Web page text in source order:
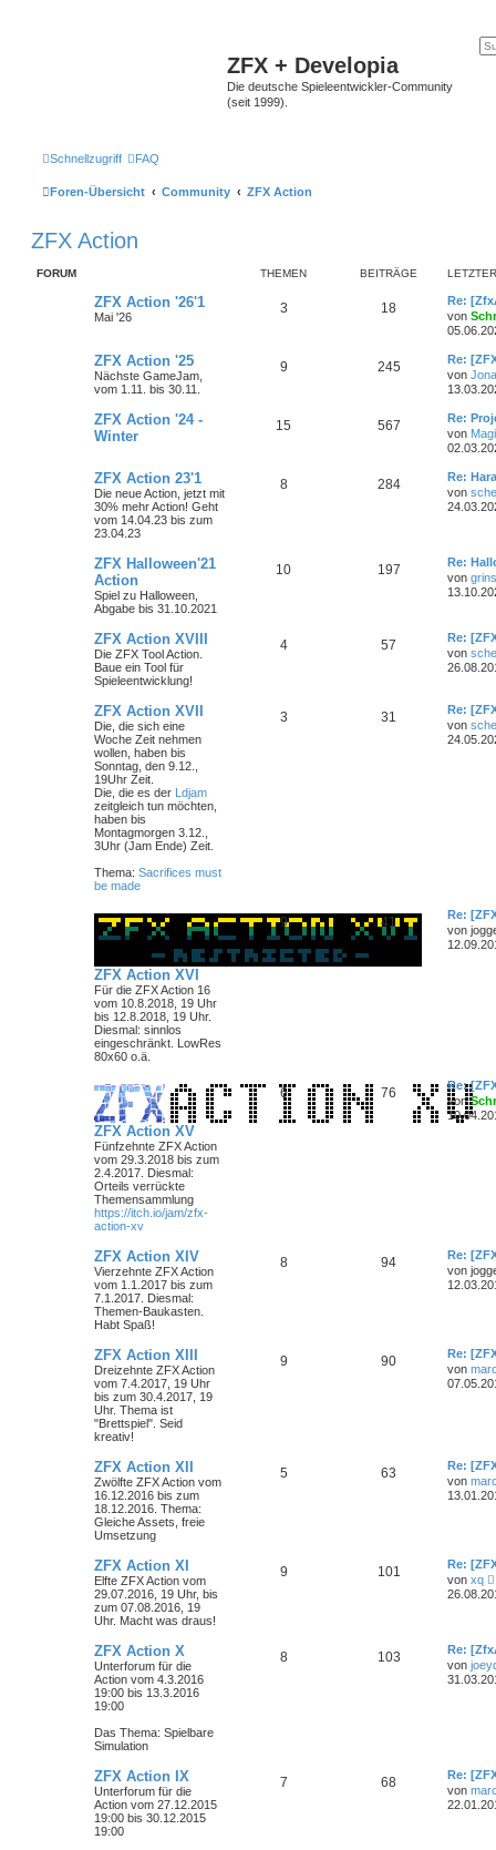
ZFX + Developia
Die deutsche Spieleentwickler-Community
(seit 1999).
Schnellzugriff FAQ
Foren-Übersicht Community ZFX Action
ZFX Action
FORUM THEMEN BEITRÄGE
ZFX Action '26'1
Mai '26
3 18
Re:
von
ZFX Action '25
Nächste GameJam,
vom 1.11. bis 30.11.
9 245
Re:
von
ZFX Action '24 -
Winter
15 567
Re:
von
ZFX Action 23'1
Die neue Action, jetzt mit
30% mehr Action! Geht
vom 14.04.23 bis zum
23.04.23
8 284
Re:
von
ZFX Halloween'21
Action
Spiel zu Halloween,
Abgabe bis 31.10.2021
10 197
Re:
von
ZFX Action XVIII
Die ZFX Tool Action.
Baue ein Tool für
Spieleentwicklung!
4 57
Re:
von
ZFX Action XVII
Die, die sich eine
Woche Zeit nehmen
wollen, haben bis
Sonntag, den 9.12.,
19Uhr Zeit.
Die, die es der Ldjam
zeitgleich tun möchten,
haben bis
Montagmorgen 3.12.,
3Uhr (Jam Ende) Zeit.
Thema: Sacrifices must
be made
3 31
Re:
von
ZFX Action XVI
Für die ZFX Action 16
vom 10.8.2018, 19 Uhr
bis 12.8.2018, 19 Uhr.
Diesmal: sinnlos
eingeschränkt. LowRes
80x60 o.ä.
9 41
Re:
von
ZFX Action XV
Fünfzehnte ZFX Action
vom 29.3.2018 bis zum
2.4.2017. Diesmal:
Orteils verrückte
Themensammlung
https://itch.io/jam/zfx-
action-xv
6 76
Re:
von
ZFX Action XIV
Vierzehnte ZFX Action
vom 1.1.2017 bis zum
7.1.2017. Diesmal:
Themen-Baukasten.
Habt Spaß!
8 94
Re:
von
ZFX Action XIII
Dreizehnte ZFX Action
vom 7.4.2017, 19 Uhr
bis zum 30.4.2017, 19
Uhr. Thema ist
"Brettspiel". Seid
kreativ!
9 90
Re:
von
ZFX Action XII
Zwölfte ZFX Action vom
16.12.2016 bis zum
18.12.2016. Thema:
Gleiche Assets, freie
Umsetzung
5 63
Re:
von
ZFX Action XI
Elfte ZFX Action vom
29.07.2016, 19 Uhr, bis
zum 07.08.2016, 19
Uhr. Macht was draus!
9 101
Re:
von xq
ZFX Action X
Unterforum für die
Action vom 4.3.2016
19:00 bis 13.3.2016
19:00
Das Thema: Spielbare
Simulation
8 103
Re:
von
ZFX Action IX
Unterforum für die
Action vom 27.12.2015
19:00 bis 30.12.2015
19:00
7 68
Re:
von